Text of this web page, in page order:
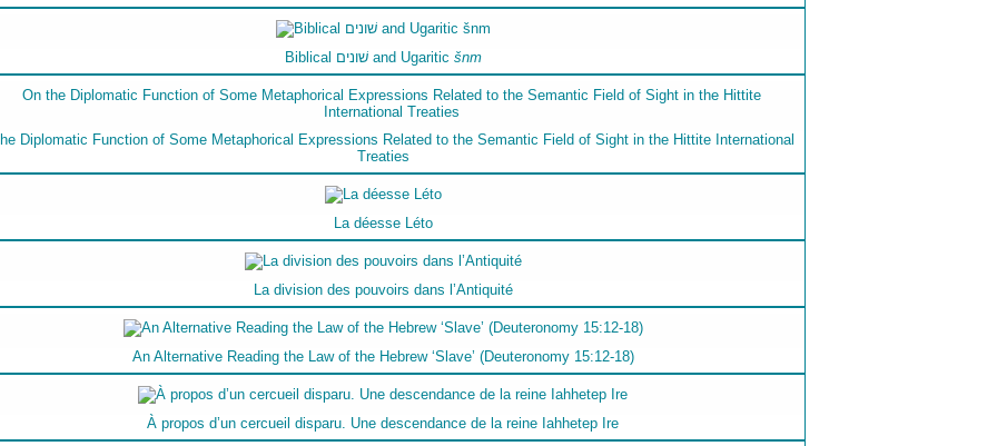
Biblical שׁונים and Ugaritic šnm
Diplomatic Function of Some Metaphorical Expressions Related to the Semantic Field of Sight in the Hittite International
Treaties
La déesse Léto
La division des pouvoirs dans l’Antiquité
An Alternative Reading the Law of the Hebrew ‘Slave’ (Deuteronomy 15:12-18)
À propos d’un cercueil disparu. Une descendance de la reine Iahhetep Ire